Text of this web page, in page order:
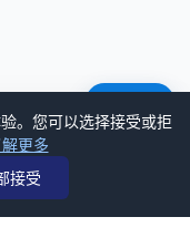
。您可以选择接受或拒
更多
接受